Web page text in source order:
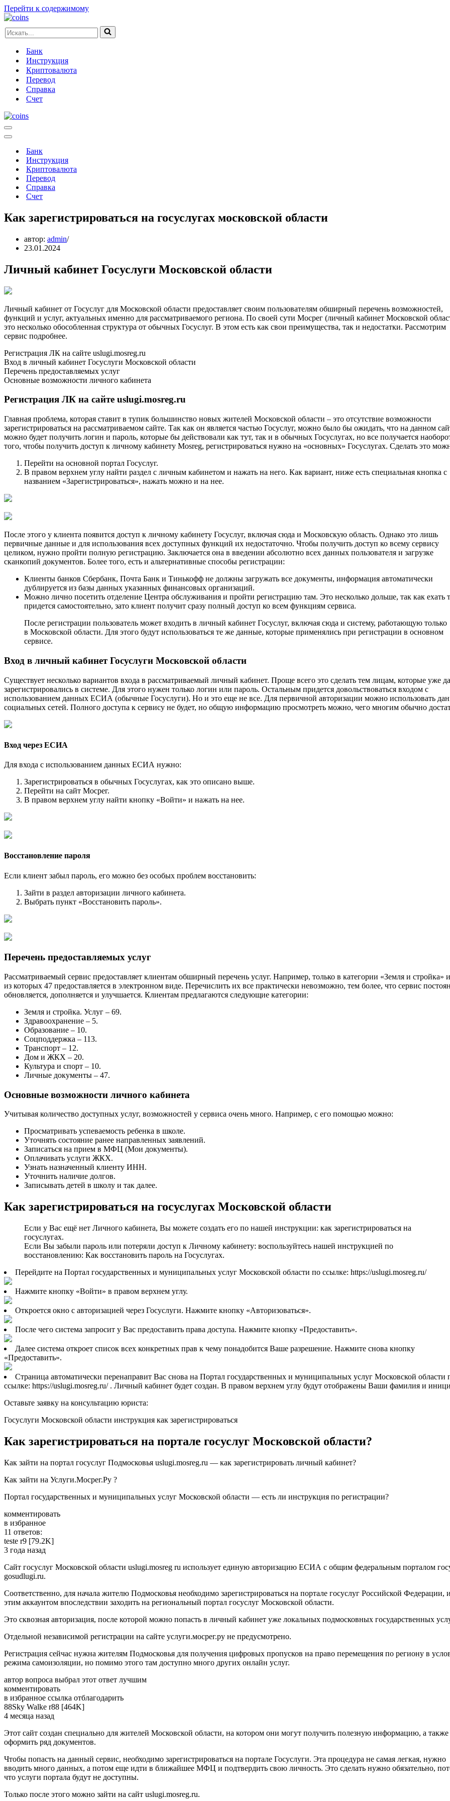
Перейти к содержимому
Искать...
Банк
Инструкция
Криптовалюта
Перевод
Справка
Счет
Меню
навигации
Меню
навигацииБанк
Инструкция
Криптовалюта
Перевод
Справка
Счет
Как зарегистрироваться на госуслугах московской области
автор: admin
23.01.2024
Личный кабинет Госуслуги Московской области
Личный кабинет от Госуслуг для Московской области предоставляет своим пользователям обширный перечень возможностей,
функций и услуг, актуальных именно для рассматриваемого региона. По своей сути Мосрег (личный кабинет Московской
это несколько обособленная структура от обычных Госуслуг. В этом есть как свои преимущества, так и недостатки. Рассмотрим
сервис подробнее.
Регистрация ЛК на сайте uslugi.mosreg.ru
Вход в личный кабинет Госуслуги Московской области
Перечень предоставляемых услуг
Основные возможности личного кабинета
Регистрация ЛК на сайте uslugi.mosreg.ru
Главная проблема, которая ставит в тупик большинство новых жителей Московской области – это отсутствие возможности
зарегистрироваться на рассматриваемом сайте. Так как он является частью Госуслуг, можно было бы ожидать, что на данном
можно будет получить логин и пароль, которые бы действовали как тут, так и в обычных Госуслугах, но все получается
того, чтобы получить доступ к личному кабинету Mosreg, регистрироваться нужно на «основных» Госуслугах. Сделать это
Перейти на основной портал Госуслуг.
В правом верхнем углу найти раздел с личным кабинетом и нажать на него. Как вариант, ниже есть специальная кнопка с
названием «Зарегистрироваться», нажать можно и на нее.
После этого у клиента появится доступ к личному кабинету Госуслуг, включая сюда и Московскую область. Однако это лишь
первичные данные и для использования всех доступных функций их недостаточно. Чтобы получить доступ ко всему сервису
целиком, нужно пройти полную регистрацию. Заключается она в введении абсолютно всех данных пользователя и загрузке
сканкопий документов. Более того, есть и альтернативные способы регистрации:
Клиенты банков Сбербанк, Почта Банк и Тинькофф не должны загружать все документы, информация автоматически
дублируется из базы данных указанных финансовых организаций.
Можно лично посетить отделение Центра обслуживания и пройти регистрацию там. Это несколько дольше, так как ехать
придется самостоятельно, зато клиент получит сразу полный доступ ко всем функциям сервиса.
После регистрации пользователь может входить в личный кабинет Госуслуг, включая сюда и систему, работающую только
в Московской области. Для этого будут использоваться те же данные, которые применялись при регистрации в основном
сервисе.
Вход в личный кабинет Госуслуги Московской области
Существует несколько вариантов входа в рассматриваемый личный кабинет. Проще всего это сделать тем лицам, которые уже
зарегистрировались в системе. Для этого нужен только логин или пароль. Остальным придется довольствоваться входом с
использованием данных ЕСИА (обычные Госуслуги). Но и это еще не все. Для первичной авторизации можно использовать
социальных сетей. Полного доступа к сервису не будет, но общую информацию просмотреть можно, чего многим обычно
Вход через ЕСИА
Для входа с использованием данных ЕСИА нужно:
Зарегистрироваться в обычных Госуслугах, как это описано выше.
Перейти на сайт Мосрег.
В правом верхнем углу найти кнопку «Войти» и нажать на нее.
Восстановление пароля
Если клиент забыл пароль, его можно без особых проблем восстановить:
Зайти в раздел авторизации личного кабинета.
Выбрать пункт «Восстановить пароль».
Перечень предоставляемых услуг
Рассматриваемый сервис предоставляет клиентам обширный перечень услуг. Например, только в категории «Земля и стройка»
из которых 47 предоставляется в электронном виде. Перечислить их все практически невозможно, тем более, что сервис
обновляется, дополняется и улучшается. Клиентам предлагаются следующие категории:
Земля и стройка. Услуг – 69.
Здравоохранение – 5.
Образование – 10.
Соцподдержка – 113.
Транспорт – 12.
Дом и ЖКХ – 20.
Культура и спорт – 10.
Личные документы – 47.
Основные возможности личного кабинета
Учитывая количество доступных услуг, возможностей у сервиса очень много. Например, с его помощью можно:
Просматривать успеваемость ребенка в школе.
Уточнять состояние ранее направленных заявлений.
Записаться на прием в МФЦ (Мои документы).
Оплачивать услуги ЖКХ.
Узнать назначенный клиенту ИНН.
Уточнить наличие долгов.
Записывать детей в школу и так далее.
Как зарегистрироваться на госуслугах Московской области
Если у Вас ещё нет Личного кабинета, Вы можете создать его по нашей инструкции: как зарегистрироваться на
госуслугах.
Если Вы забыли пароль или потеряли доступ к Личному кабинету: воспользуйтесь нашей инструкцией по
восстановлению: Как восстановить пароль на Госуслугах.
Перейдите на Портал государственных и муниципальных услуг Московской области по ссылке: https://uslugi.mosreg.ru/
Нажмите кнопку «Войти» в правом верхнем углу.
Откроется окно с авторизацией через Госуслуги. Нажмите кнопку «Авторизоваться».
После чего система запросит у Вас предоставить права доступа. Нажмите кнопку «Предоставить».
Далее система откроет список всех конкретных прав к чему понадобится Ваше разрешение. Нажмите снова кнопку
«Предоставить».
Страница автоматически перенаправит Вас снова на Портал государственных и муниципальных услуг Московской области
ссылке: https://uslugi.mosreg.ru/ . Личный кабинет будет создан. В правом верхнем углу будут отображены Ваши фамилия и
Оставьте заявку на консультацию юриста:
Госуслуги Московской области инструкция как зарегистрироваться
Как зарегистрироваться на портале госуслуг Московской области?
Как зайти на портал госуслуг Подмосковья uslugi.mosreg.ru — как зарегистрировать личный кабинет?
Как зайти на Услуги.Мосрег.Ру ?
Портал государственных и муниципальных услуг Московской области — есть ли инструкция по регистрации?
комментировать
в избранное
11 ответов:
teste­ r9 [79.2K]
3 года назад
Сайт госуслуг Московской области uslugi.mosreg ru использует единую авторизацию ЕСИА с общим федеральным порталом
gosudlugi.ru.
Соответственно, для начала жителю Подмосковья необходимо зарегистрироваться на портале госуслуг Российской Федерации,
этим аккаунтом впоследствии заходить на региональный портал госуслуг Московской области.
Это сквозная авторизация, после которой можно попасть в личный кабинет уже локальных подмосковных государственных
Отдельной независимой регистрации на сайте услуги.мосрег.ру не предусмотрено.
Регистрация сейчас нужна жителям Подмосковья для получения цифровых пропусков на право перемещения по региону в
режима самоизоляции, но помимо этого там доступно много других онлайн услуг.
автор вопроса выбрал этот ответ лучшим
комментировать
в избранное ссылка отблагодарить
88Sky­ Walke­ r88 [464K]
4 месяца назад
Этот сайт создан специально для жителей Московской области, на котором они могут получить полезную информацию, а также
оформить ряд документов.
Чтобы попасть на данный сервис, необходимо зарегистрироваться на портале Госуслуги. Эта процедура не самая легкая, нужно
вводить много данных, а потом еще идти в ближайшее МФЦ и подтвердить свою личность. Это сделать нужно обязательно,
что услуги портала будут не доступны.
Только после этого можно зайти на сайт uslugi.mosreg.ru.